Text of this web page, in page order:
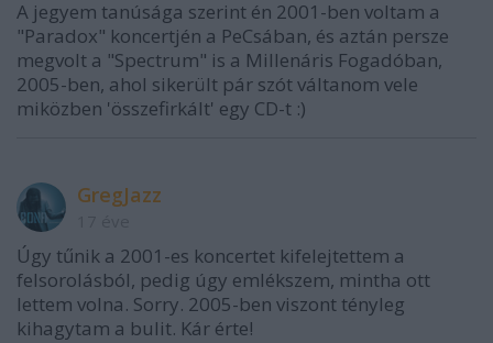
A jegyem tanúsága szerint én 2001-ben voltam a
"Paradox" koncertjén a PeCsában, és aztán persze
megvolt a "Spectrum" is a Millenáris Fogadóban,
2005-ben, ahol sikerült pár szót váltanom vele
miközben 'összefirkált' egy CD-t :)
GregJazz
Úgy tűnik a 2001-es koncertet kifelejtettem a
felsorolásból, pedig úgy emlékszem, mintha ott
lettem volna. Sorry. 2005-ben viszont tényleg
kihagytam a bulit. Kár érte!